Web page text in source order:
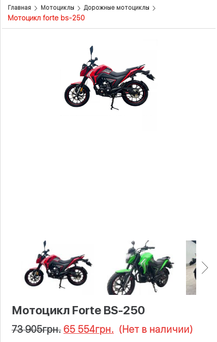
Главная Мотоциклы Дорожные мотоциклы
Мотоцикл forte bs-250
Мотоцикл Forte BS-250
73 905грн. 65 554грн. (Нет в наличии)